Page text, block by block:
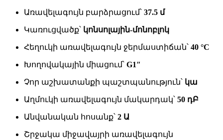
Առավելագույն բարձրացում՝ 37.5 մ
Կառուցվածք՝ կոնսոլային-մոնոբլոկ
Հեղուկի առավելագույն ջերմաստիճան՝ 40 °C
Խողովակային միացում՝ G1″
Չոր աշխատանքի պաշտպանություն՝ կա
Աղմուկի առավելագույն մակարդակ՝ 50 դԲ
Անվանական հոսանք՝ 2 Ա
Շրջակա միջավայրի առավելագույն